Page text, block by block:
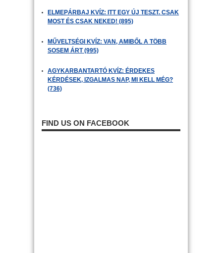
ELMEPÁRBAJ KVÍZ: ITT EGY ÚJ TESZT. CSAK
MOST ÉS CSAK NEKED! (895)
MŰVELTSÉGI KVÍZ: VAN, AMIBŐL A TÖBB
SOSEM ÁRT (995)
AGYKARBANTARTÓ KVÍZ: ÉRDEKES
KÉRDÉSEK, IZGALMAS NAP, MI KELL MÉG?
(736)
FIND US ON FACEBOOK